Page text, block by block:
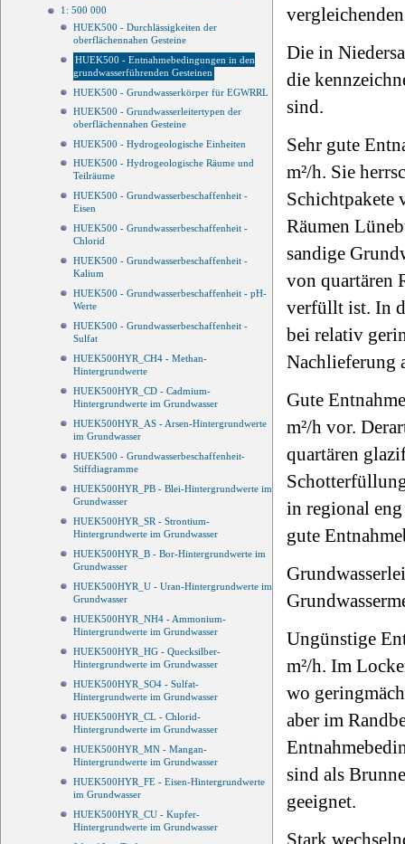
1: 500 000
HUEK500 - Durchlässigkeiten der
oberflächennahen Gesteine
HUEK500 - Entnahmebedingungen in den
grundwasserführenden Gesteinen
HUEK500 - Grundwasserkörper für EGWRRL
HUEK500 - Grundwasserleitertypen der
oberflächennahen Gesteine
HUEK500 - Hydrogeologische Einheiten
HUEK500 - Hydrogeologische Räume und
Teilräume
HUEK500 - Grundwasserbeschaffenheit -
Eisen
HUEK500 - Grundwasserbeschaffenheit -
Chlorid
HUEK500 - Grundwasserbeschaffenheit -
Kalium
HUEK500 - Grundwasserbeschaffenheit - pH-
Werte
HUEK500 - Grundwasserbeschaffenheit -
Sulfat
HUEK500HYR_CH4 - Methan-
Hintergrundwerte
HUEK500HYR_CD - Cadmium-
Hintergrundwerte im Grundwasser
HUEK500HYR_AS - Arsen-Hintergrundwerte
im Grundwasser
HUEK500 - Grundwasserbeschaffenheit-
Stiffdiagramme
HUEK500HYR_PB - Blei-Hintergrundwerte im
Grundwasser
HUEK500HYR_SR - Strontium-
Hintergrundwerte im Grundwasser
HUEK500HYR_B - Bor-Hintergrundwerte im
Grundwasser
HUEK500HYR_U - Uran-Hintergrundwerte im
Grundwasser
HUEK500HYR_NH4 - Ammonium-
Hintergrundwerte im Grundwasser
HUEK500HYR_HG - Quecksilber-
Hintergrundwerte im Grundwasser
HUEK500HYR_SO4 - Sulfat-
Hintergrundwerte im Grundwasser
HUEK500HYR_CL - Chlorid-
Hintergrundwerte im Grundwasser
HUEK500HYR_MN - Mangan-
Hintergrundwerte im Grundwasser
HUEK500HYR_FE - Eisen-Hintergrundwerte
im Grundwasser
HUEK500HYR_CU - Kupfer-
Hintergrundwerte im Grundwasser
Die in
die
sind.
Sehr gute
m²/h. Sie
Schichtpakete
Räumen
sandige
von quartären
verfüllt ist. In
bei relativ
Nachlieferung
Gute
m²/h vor.
quartären
in regional
gute
Ungünstige
m²/h. Im
wo
aber im
sind als
geeignet.